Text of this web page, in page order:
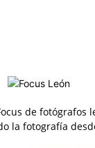
de fotógrafos
la fotografía